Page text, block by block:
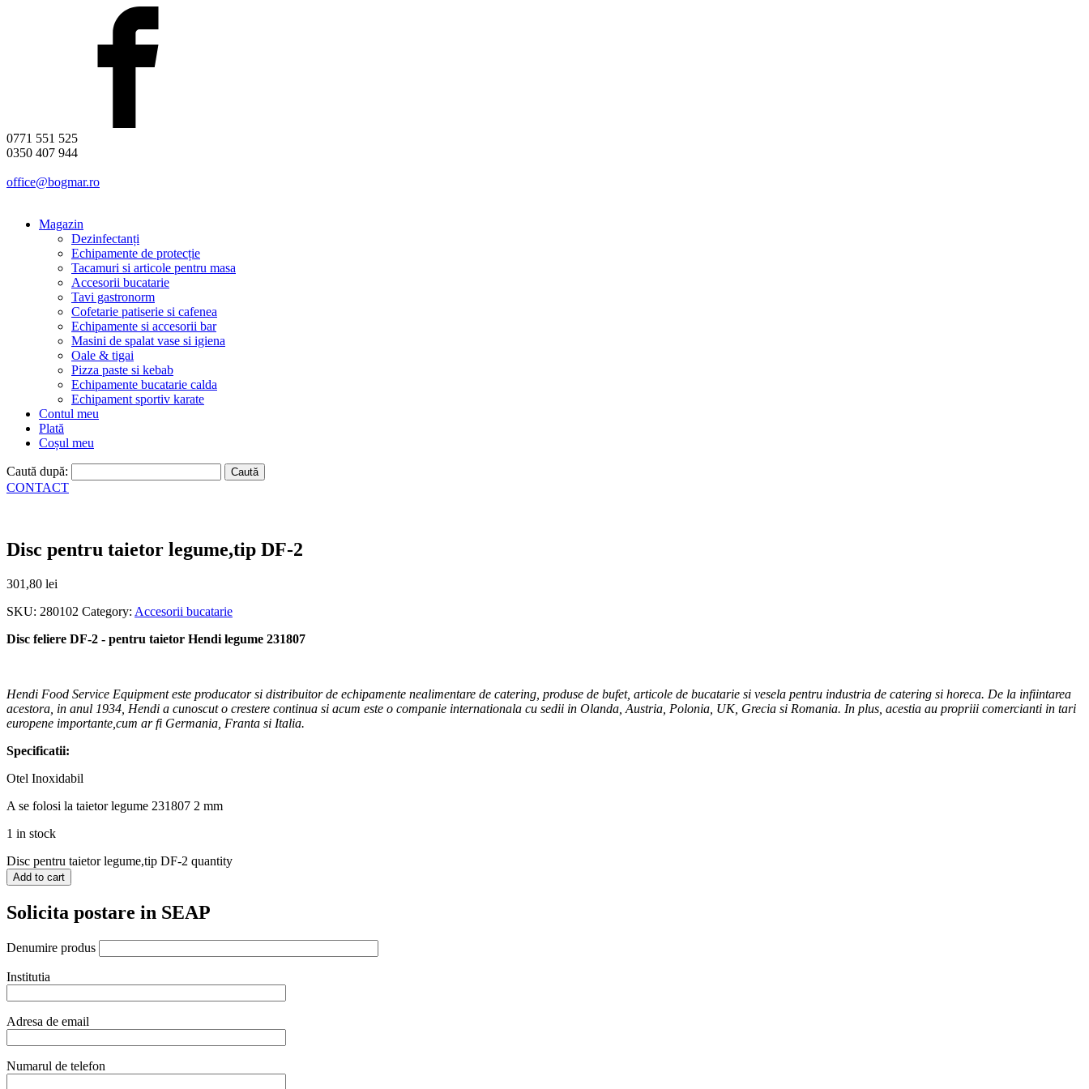
0771 551 525
0350 407 944
office@bogmar.ro
Magazin
Dezinfectanți
Echipamente de protecție
Tacamuri si articole pentru masa
Accesorii bucatarie
Tavi gastronorm
Cofetarie patiserie si cafenea
Echipamente si accesorii bar
Masini de spalat vase si igiena
Oale & tigai
Pizza paste si kebab
Echipamente bucatarie calda
Echipament sportiv karate
Contul meu
Plată
Coșul meu
Caută după:
CONTACT
Disc pentru taietor legume,tip DF-2
301,80 lei
SKU: 280102 Category: Accesorii bucatarie
Disc feliere DF-2 - pentru taietor Hendi legume 231807
Hendi Food Service Equipment este producator si distribuitor de echipamente nealimentare de catering, produse de bufet, articole de bucatarie si vesela pentru industria de catering si horeca. De la infiintarea
acestora, in anul 1934, Hendi a cunoscut o crestere continua si acum este o companie internationala cu sedii in Olanda, Austria, Polonia, UK, Grecia si Romania. In plus, acestia au propriii comercianti in tari
europene importante,cum ar fi Germania, Franta si Italia.
Specificatii:
Otel Inoxidabil
A se folosi la taietor legume 231807 2 mm
1 in stock
Disc pentru taietor legume,tip DF-2 quantity
Add to cart
Solicita postare in SEAP
Denumire produs
Institutia
Adresa de email
Numarul de telefon